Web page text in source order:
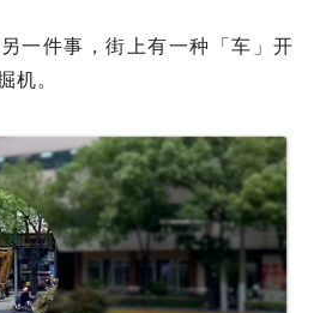
一件事，街上有一种「车」开
机。